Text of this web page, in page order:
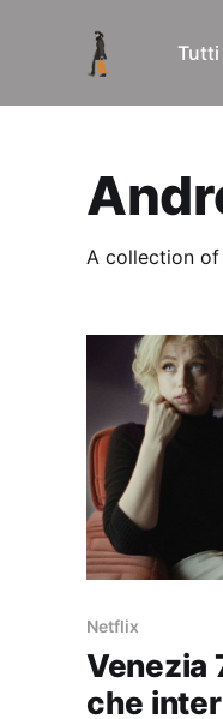
A collection of
Netflix
Venezia
che